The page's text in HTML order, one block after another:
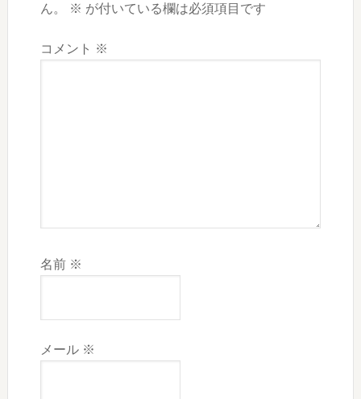
ん。
※ が付いている欄は必須項目です
コメント ※
名前 ※
メール ※